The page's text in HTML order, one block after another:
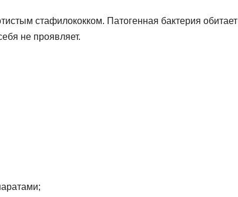
стафилококком. Патогенная бактерия обитает
не проявляет.